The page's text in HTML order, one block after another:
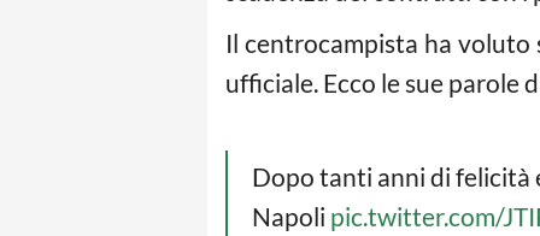
Il centrocampista ha
ufficiale. Ecco le sue parole
Dopo tanti anni di felicità
Napoli pic.twitter.com/